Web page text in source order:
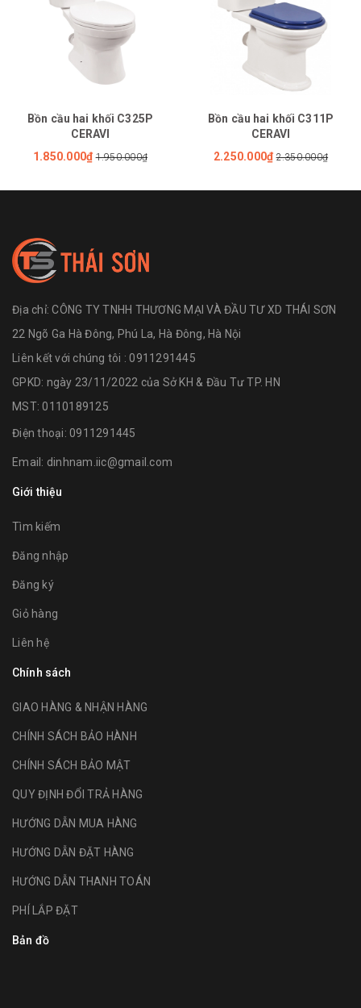
Bồn cầu hai khối C325P
CERAVI
1.850.000₫ 1.950.000₫
Bồn cầu hai khối C311P
CERAVI
2.250.000₫ 2.350.000₫
Địa chỉ:CÔNG TY TNHH THƯƠNG MẠI VÀ ĐẦU TƯ XD THÁI SƠN
22 Ngõ Ga Hà Đông, Phú La, Hà Đông, Hà Nội
Liên kết với chúng tôi : 0911291445
GPKD: ngày 23/11/2022 của Sở KH & Đầu Tư TP. HN
MST: 0110189125
Điện thoại: 0911291445
Email: dinhnam.iic@gmail.com
Giới thiệu
Tìm kiếm
Đăng nhập
Đăng ký
Giỏ hàng
Liên hệ
Chính sách
GIAO HÀNG & NHẬN HÀNG
CHÍNH SÁCH BẢO HÀNH
CHÍNH SÁCH BẢO MẬT
QUY ĐỊNH ĐỔI TRẢ HÀNG
HƯỚNG DẪN MUA HÀNG
HƯỚNG DẪN ĐẶT HÀNG
HƯỚNG DẪN THANH TOÁN
PHÍ LẮP ĐẶT
Bản đồ